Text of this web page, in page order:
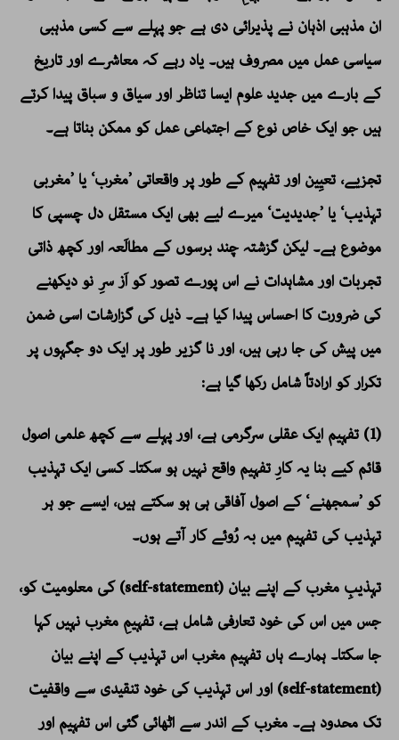
ان مذہبی اذہان نے پذیرائی دی ہے جو پہلے سے کسی مذہبی
سیاسی عمل میں مصروف ہیں۔ یاد رہے کہ معاشرے اور تاریخ
کے بارے میں جدید علوم ایسا تناظر اور سیاق و سباق پیدا کرتے
ہیں جو ایک خاص نوع کے اجتماعی عمل کو ممکن بناتا ہے۔
تجزیے، تعیِین اور تفہیم کے طور پر واقعاتی ’مغرب‘ یا ’مغربی
تہذیب‘ یا ’جدیدیت‘ میرے لیے بھی ایک مستقل دل چسپی کا
موضوع ہے۔ لیکن گزشتہ چند برسوں کے مطالَعہ اور کچھ ذاتی
تجربات اور مشاہدات نے اس پورے تصور کو اَز سرِ نو دیکھنے
کی ضرورت کا احساس پیدا کیا ہے۔ ذیل کی گزارشات اسی ضمن
میں پیش کی جا رہی ہیں، اور نا گزیر طور پر ایک دو جگہوں پر
تکرار کو ارادتاً شامل رکھا گیا ہے:
(1) تفہیم ایک عقلی سرگرمی ہے، اور پہلے سے کچھ علمی اصول
قائم کیے بنا یہ کارِ تفہیم واقع نہیں ہو سکتا۔ کسی ایک تہذیب
کو ’سمجھنے‘ کے اصول آفاقی ہی ہو سکتے ہیں، ایسے جو ہر
تہذیب کی تفہیم میں بہ رُوئے کار آتے ہوں۔
تہذیبِ مغرب کے اپنے بیان (self-statement) کی معلومیت کو،
جس میں اس کی خود تعارفی شامل ہے، تفہیمِ مغرب نہیں کہا
جا سکتا۔ ہمارے ہاں تفہیم مغرب اس تہذیب کے اپنے بیان
(self-statement) اور اس تہذیب کی خود تنقیدی سے واقفیت
تک محدود ہے۔ مغرب کے اندر سے اٹھائی گئی اس تفہیم اور